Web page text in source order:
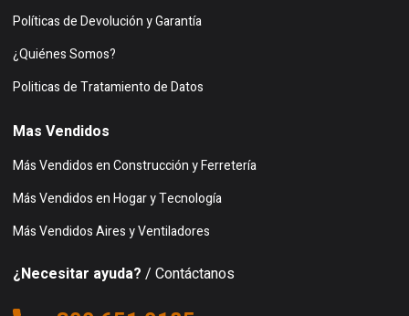
Políticas de Devolución y Garantía
¿Quiénes Somos?
Politicas de Tratamiento de Datos
Mas Vendidos
Más Vendidos en Construcción y Ferretería
Más Vendidos en Hogar y Tecnología
Más Vendidos Aires y Ventiladores
¿Necesitar ayuda? / Contáctanos